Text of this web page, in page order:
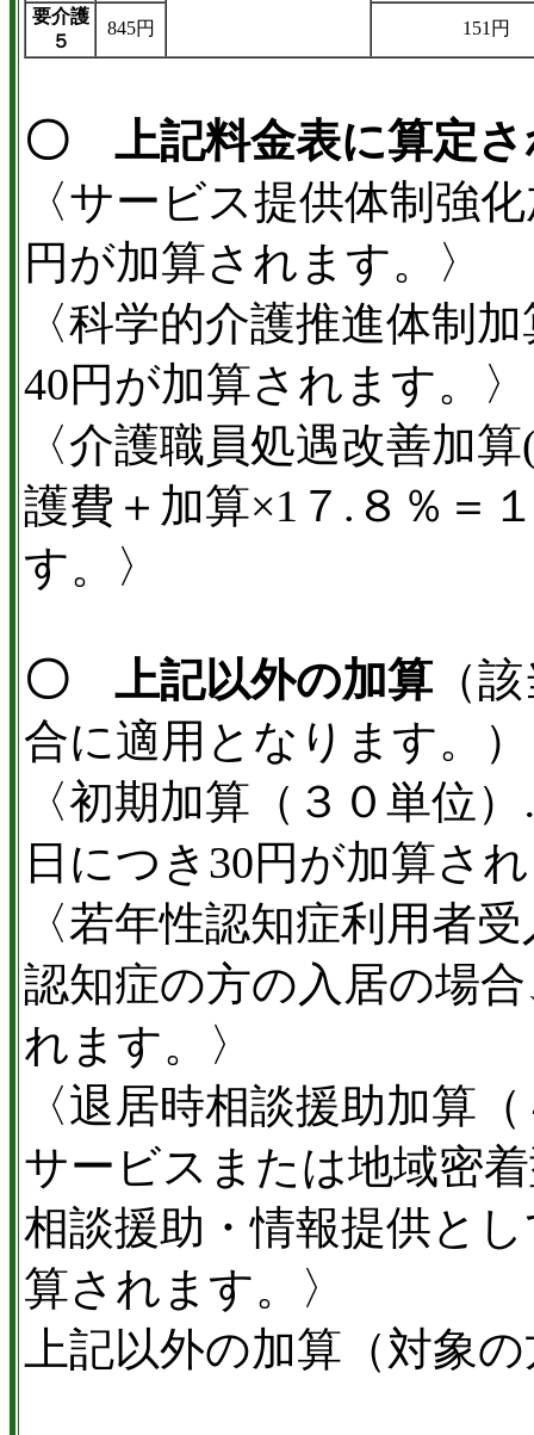
要介護
５
845円 151円
〇 上記料金表に算定さ
〈サービス提供体制強
円が加算されます。〉
〈科学的介護推進体制
40円が加算されます。〉
〈介護職員処遇改善加
護費＋加算×1７.８％＝
す。〉
〇 上記以外の加算 （
合に適用となります。）
〈初期加算（３０単位
日につき30円が加算さ
〈若年性認知症利用者
認知症の方の入居の場
れます。〉
〈退居時相談援助加算
サービスまたは地域密
相談援助・情報提供と
算されます。〉
上記以外の加算（対象